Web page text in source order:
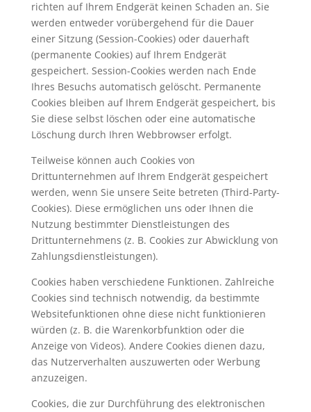
richten auf Ihrem Endgerät keinen Schaden an. Sie
werden entweder vorübergehend für die Dauer
einer Sitzung (Session-Cookies) oder dauerhaft
(permanente Cookies) auf Ihrem Endgerät
gespeichert. Session-Cookies werden nach Ende
Ihres Besuchs automatisch gelöscht. Permanente
Cookies bleiben auf Ihrem Endgerät gespeichert, bis
Sie diese selbst löschen oder eine automatische
Löschung durch Ihren Webbrowser erfolgt.
Teilweise können auch Cookies von
Drittunternehmen auf Ihrem Endgerät gespeichert
werden, wenn Sie unsere Seite betreten (Third-Party-
Cookies). Diese ermöglichen uns oder Ihnen die
Nutzung bestimmter Dienstleistungen des
Drittunternehmens (z. B. Cookies zur Abwicklung von
Zahlungsdienstleistungen).
Cookies haben verschiedene Funktionen. Zahlreiche
Cookies sind technisch notwendig, da bestimmte
Websitefunktionen ohne diese nicht funktionieren
würden (z. B. die Warenkorbfunktion oder die
Anzeige von Videos). Andere Cookies dienen dazu,
das Nutzerverhalten auszuwerten oder Werbung
anzuzeigen.
Cookies, die zur Durchführung des elektronischen